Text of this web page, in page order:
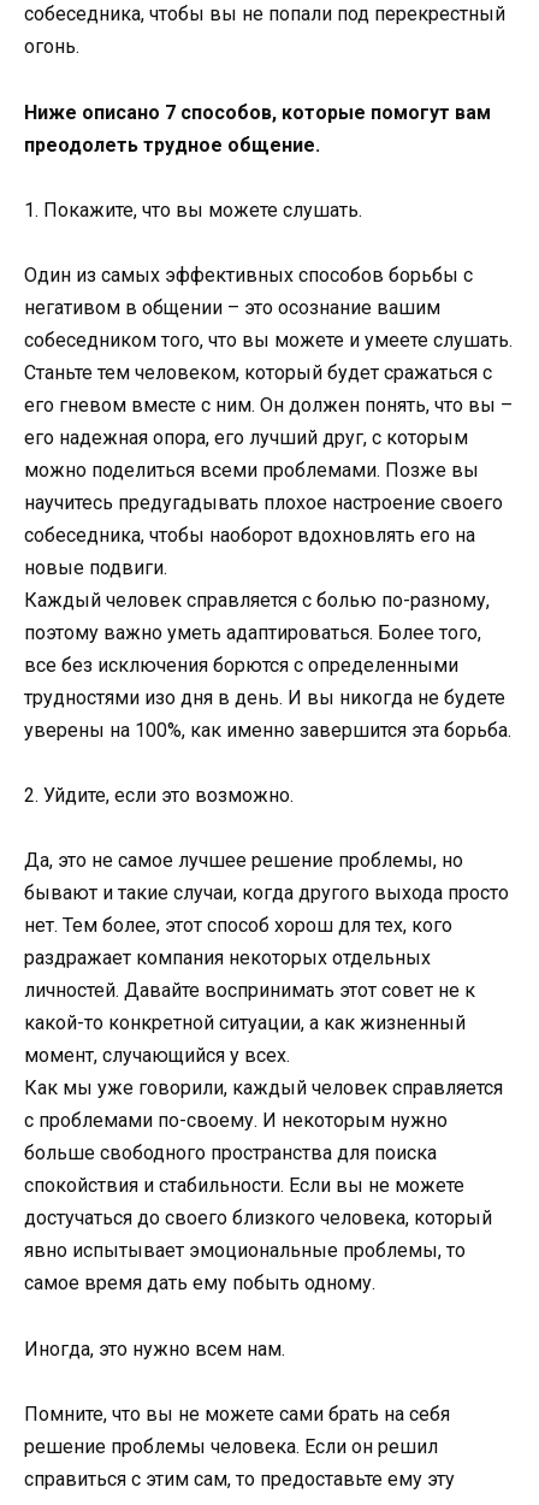
собеседника, чтобы вы не попали под перекрестный
огонь.
Ниже описано 7 способов, которые помогут вам
преодолеть трудное общение.
1. Покажите, что вы можете слушать.
Один из самых эффективных способов борьбы с
негативом в общении – это осознание вашим
собеседником того, что вы можете и умеете слушать.
Станьте тем человеком, который будет сражаться с
его гневом вместе с ним. Он должен понять, что вы –
его надежная опора, его лучший друг, с которым
можно поделиться всеми проблемами. Позже вы
научитесь предугадывать плохое настроение своего
собеседника, чтобы наоборот вдохновлять его на
новые подвиги.
Каждый человек справляется с болью по-разному,
поэтому важно уметь адаптироваться. Более того,
все без исключения борются с определенными
трудностями изо дня в день. И вы никогда не будете
уверены на 100%, как именно завершится эта борьба.
2. Уйдите, если это возможно.
Да, это не самое лучшее решение проблемы, но
бывают и такие случаи, когда другого выхода просто
нет. Тем более, этот способ хорош для тех, кого
раздражает компания некоторых отдельных
личностей. Давайте воспринимать этот совет не к
какой-то конкретной ситуации, а как жизненный
момент, случающийся у всех.
Как мы уже говорили, каждый человек справляется
с проблемами по-своему. И некоторым нужно
больше свободного пространства для поиска
спокойствия и стабильности. Если вы не можете
достучаться до своего близкого человека, который
явно испытывает эмоциональные проблемы, то
самое время дать ему побыть одному.
Иногда, это нужно всем нам.
Помните, что вы не можете сами брать на себя
решение проблемы человека. Если он решил
справиться с этим сам, то предоставьте ему эту